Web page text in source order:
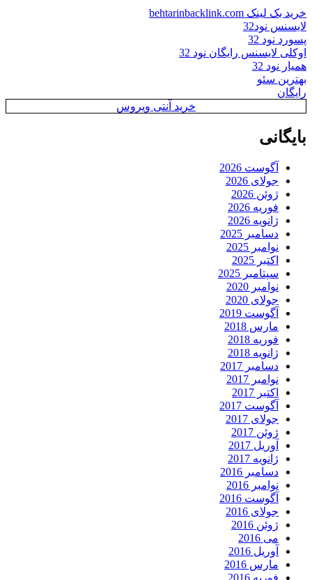
خرید بک لینک behtarinbacklink.com
لایسنس نود32
پسورد نود 32
اوکلی لایسنس رایگان نود 32
همیار نود 32
بهترین سئو
رایگان
خرید آنتی ویروس
بایگانی
آگوست 2026
جولای 2026
ژوئن 2026
فوریه 2026
ژانویه 2026
دسامبر 2025
نوامبر 2025
اکتبر 2025
سپتامبر 2025
نوامبر 2020
جولای 2020
آگوست 2019
مارس 2018
فوریه 2018
ژانویه 2018
دسامبر 2017
نوامبر 2017
اکتبر 2017
آگوست 2017
جولای 2017
ژوئن 2017
آوریل 2017
ژانویه 2017
دسامبر 2016
نوامبر 2016
آگوست 2016
جولای 2016
ژوئن 2016
می 2016
آوریل 2016
مارس 2016
فوریه 2016